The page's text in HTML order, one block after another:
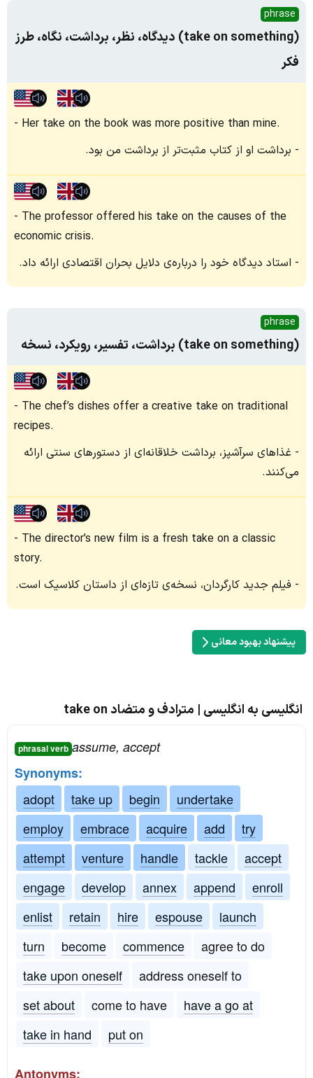
phrase
(take on something) دیدگاه، نظر، برداشت، نگاه، طرز
فکر
Her take on the book was more positive than mine.
برداشت او از کتاب مثبت‌تر از برداشت من بود.
The professor offered his take on the causes of the
economic crisis.
استاد دیدگاه خود را درباره‌ی دلایل بحران اقتصادی ارائه داد.
phrase
(take on something) برداشت، تفسیر، رویکرد، نسخه
The chef’s dishes offer a creative take on traditional
recipes.
غذاهای سرآشپز، برداشت خلاقانه‌ای از دستورهای سنتی ارائه
می‌کنند.
The director’s new film is a fresh take on a classic
story.
فیلم جدید کارگردان، نسخه‌ی تازه‌ای از داستان کلاسیک است.
پیشنهاد بهبود معانی
انگلیسی به انگلیسی | مترادف و متضاد take on
phrasal verb assume, accept
Synonyms:
adopt
take up begin
undertake
employ
embrace acquire add
try
attempt
venture handle tackle
accept
engage
develop annex append
enroll
enlist
retain hire espouse
launch
turn
become commence
agree to do
take upon oneself
address oneself to
set about
come to have
have a go at
take in hand
put on
Antonyms: